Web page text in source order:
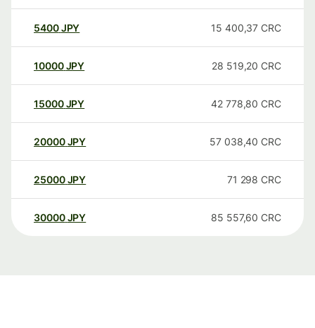
5400JPY 15 400,37 CRC
10000 JPY 28 519,20 CRC
15000 JPY 42 778,80 CRC
20000 JPY 57 038,40 CRC
25000 JPY 71 298 CRC
30000 JPY 85 557,60 CRC